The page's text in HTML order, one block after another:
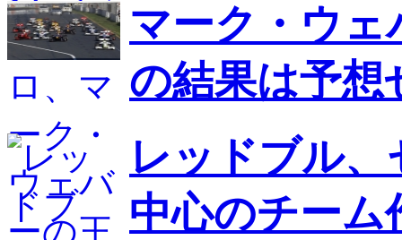
マーク・ウ
の結果は予想
レッドブル
中心のチーム